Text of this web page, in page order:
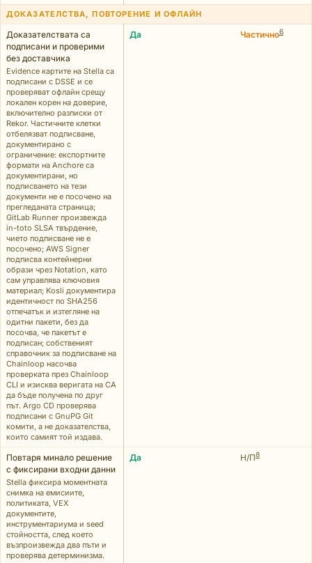
ДОКАЗАТЕЛСТВА, ПОВТОРЕНИЕ И ОФЛАЙН
Доказателствата са
подписани и проверими
без доставчика
Evidence картите на Stella са
подписани с DSSE и се
проверяват офлайн срещу
локален корен на доверие,
включително разписки от
Rekor. Частичните клетки
отбелязват подписване,
документирано с
ограничение: експортните
формати на Anchore са
документирани, но
подписването на тези
документи не е посочено на
прегледаната страница;
GitLab Runner произвежда
in-toto SLSA твърдение,
чието подписване не е
посочено; AWS Signer
подписва контейнерни
образи чрез Notation, като
сам управлява ключовия
материал; Kosli документира
идентичност по SHA256
отпечатък и изтегляне на
одитни пакети, без да
посочва, че пакетът е
подписан; собственият
справочник за подписване на
Chainloop насочва
проверката през Chainloop
CLI и изисква веригата на CA
да бъде получена по друг
път. Argo CD проверява
подписани с GnuPG Git
комити, а не доказателства,
които самият той издава.
Да Частично6
Повтаря минало решение
с фиксирани входни данни
Stella фиксира моментната
снимка на емисиите,
политиката, VEX
документите,
инструментариума и seed
стойността, след което
възпроизвежда два пъти и
проверява детерминизма.
Да Н/П8